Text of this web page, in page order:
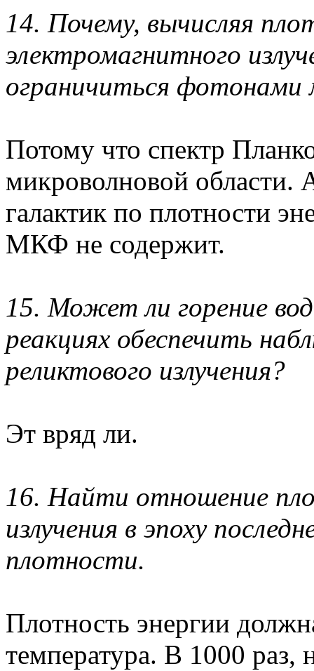
14. Почему, вычисляя
электромагнитного
ограничиться фотонами
Потому что спектр
микроволновой области.
галактик по плотности
МКФ не содержит.
15. Может ли горение
реакциях обеспечить
реликтового излучения?
Эт вряд ли.
16. Найти отношение
излучения в эпоху
плотности.
Плотность энергии
температура. В 1000 раз,